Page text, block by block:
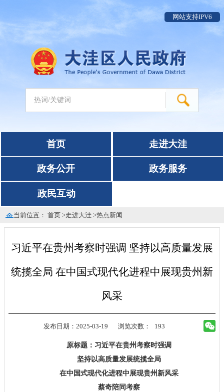
网站支持IPV6
首页 走进大洼
政务公开 政务服务
政民互动
当前位置：首页 >走进大洼 >热点新闻
习近平在贵州考察时强调 坚持以高质量发展
统揽全局 在中国式现代化进程中展现贵州新
风采
发布日期：2025-03-19 浏览次数： 193
原标题：习近平在贵州考察时强调
坚持以高质量发展统揽全局
在中国式现代化进程中展现贵州新风采
蔡奇陪同考察